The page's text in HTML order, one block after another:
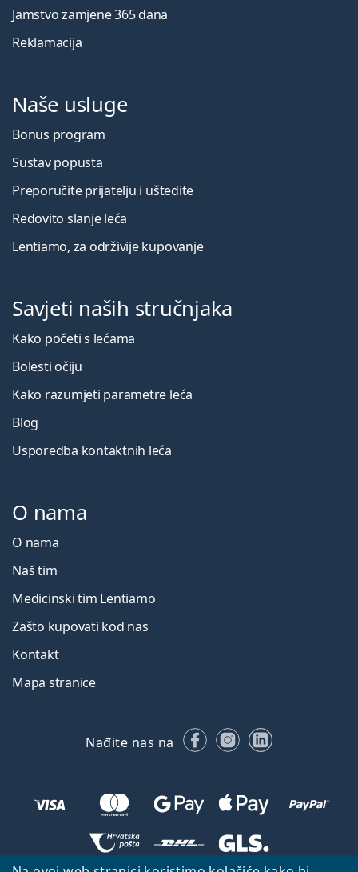
Jamstvo zamjene 365 dana
Reklamacija
Naše usluge
Bonus program
Sustav popusta
Preporučite prijatelju i uštedite
Redovito slanje leća
Lentiamo, za održivije kupovanje
Savjeti naših stručnjaka
Kako početi s lećama
Bolesti očiju
Kako razumjeti parametre leća
Blog
Usporedba kontaktnih leća
O nama
O nama
Naš tim
Medicinski tim Lentiamo
Zašto kupovati kod nas
Kontakt
Mapa stranice
Nađite nas na FacebookuInstagramu
LinkedIn